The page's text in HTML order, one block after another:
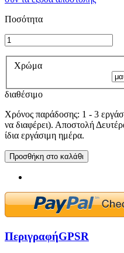
Ποσότητα
Χρώμα
διαθέσιμο
Χρόνος παράδοσης: 1 - 3
να διαφέρει). Αποστολή
ίδια εργάσιμη ημέρα.
Προσθήκη στο καλάθι
ΠεριγραφήGPSR